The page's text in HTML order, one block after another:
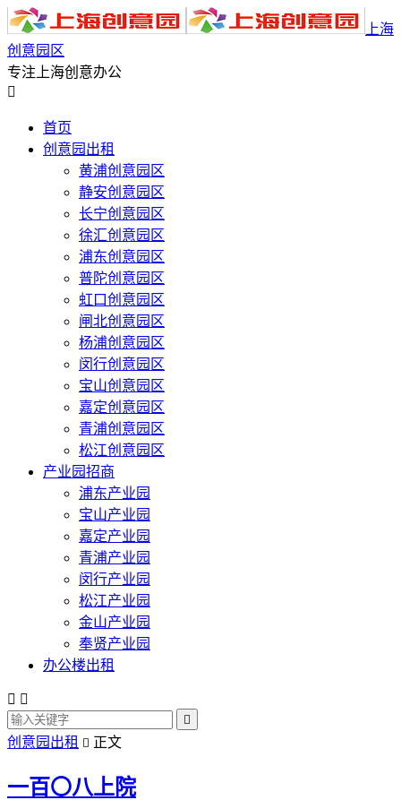
上海
创意园区
专注上海创意办公

首页
创意园出租
黄浦创意园区
静安创意园区
长宁创意园区
徐汇创意园区
浦东创意园区
普陀创意园区
虹口创意园区
闸北创意园区
杨浦创意园区
闵行创意园区
宝山创意园区
嘉定创意园区
青浦创意园区
松江创意园区
产业园招商
浦东产业园
宝山产业园
嘉定产业园
青浦产业园
闵行产业园
松江产业园
金山产业园
奉贤产业园
办公楼出租
 

创意园出租  正文
一百〇八上院